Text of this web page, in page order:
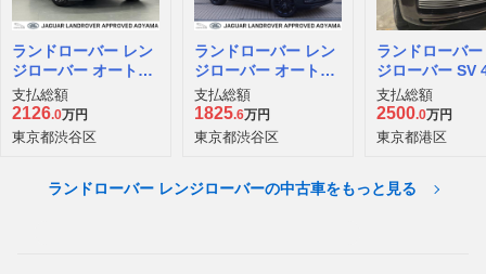
ランドローバー レン
ジローバー オートバ
イオグラフィ 3.0L D
350 スタンダードホ
イールベース ディー
ゼルターボ 4WD
支払総額
2126.0万円
東京都渋谷区
ランドローバー レン
ジローバー オートバ
イオグラフィ 3.0L D
300 スタンダードホ
イールベース ディー
ゼルターボ 4WD
支払総額
1825.6万円
東京都渋谷区
ランドローバ
ジローバー SV
P615 スタンダ
イールベース
支払総額
2500.0万円
東京都港区
ランドローバー レンジローバーの中古車をもっと見る